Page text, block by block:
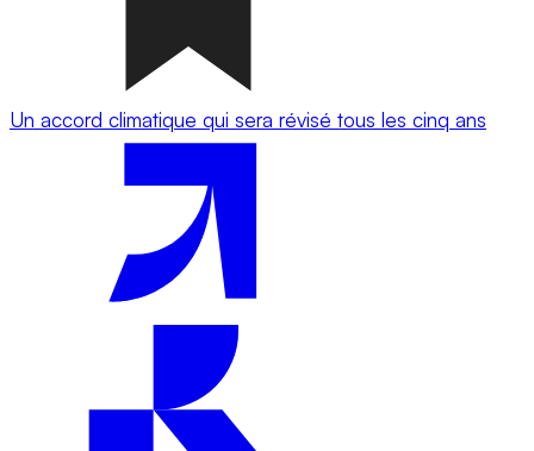
Un accord climatique qui sera révisé tous les cinq ans